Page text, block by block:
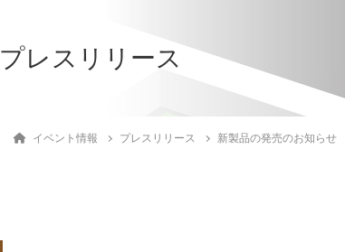
プレスリリース
イベント情報 プレスリリース 新製品の発売のお知らせ